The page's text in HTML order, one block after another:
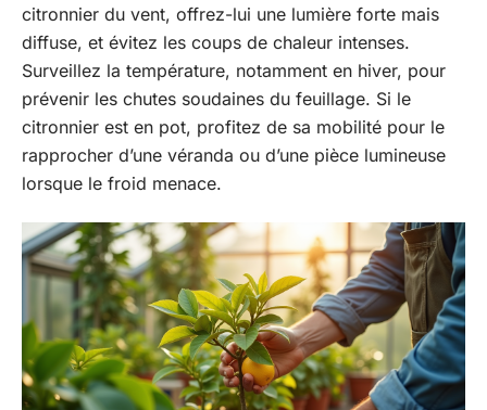
citronnier du vent, offrez-lui une lumière forte mais
diffuse, et évitez les coups de chaleur intenses.
Surveillez la température, notamment en hiver, pour
prévenir les chutes soudaines du feuillage. Si le
citronnier est en pot, profitez de sa mobilité pour le
rapprocher d’une véranda ou d’une pièce lumineuse
lorsque le froid menace.